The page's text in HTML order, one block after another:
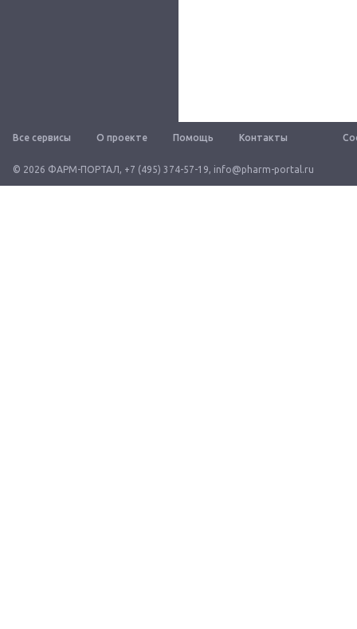
Все сервисы О проекте Помощь Контакты
© 2026 ФАРМ-ПОРТАЛ, +7 (495) 374-57-19, info@pharm-portal.ru